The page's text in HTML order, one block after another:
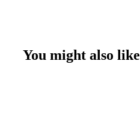
You might also like